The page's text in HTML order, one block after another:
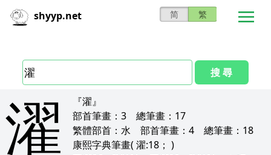
shyyp.net 简 繁
搜 尋
濯
『濯』
部首筆畫： 3 總筆畫： 17
繁體部首： 水 部首筆畫： 4 總筆畫： 18
康熙字典筆畫( 濯:18； )